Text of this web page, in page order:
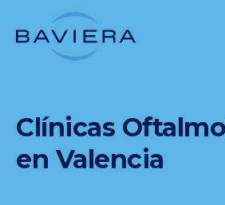
Clínicas
en Valencia